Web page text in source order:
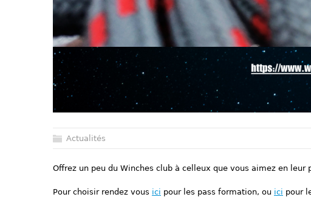
Actualités
Offrez un peu du Winches club à celleux que vous aimez en leur
Pour choisir rendez vous ici pour les pass formation, ou ici pour